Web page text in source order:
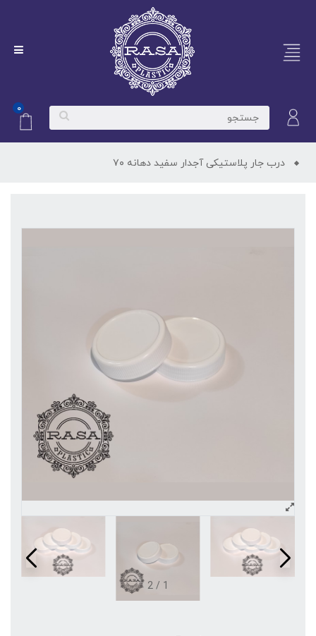
۰
درب جار پلاستیکی آجدار سفید دهانه ۷۰
1
/
2